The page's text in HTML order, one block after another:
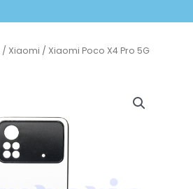
/ Xiaomi / Xiaomi Poco X4 Pro 5G